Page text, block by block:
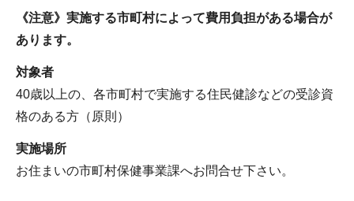
《注意》実施する市町村によって費用負担がある場合が
あります。
対象者
40歳以上の、各市町村で実施する住民健診などの受診資
格のある方（原則）
実施場所
お住まいの市町村保健事業課へお問合せ下さい。